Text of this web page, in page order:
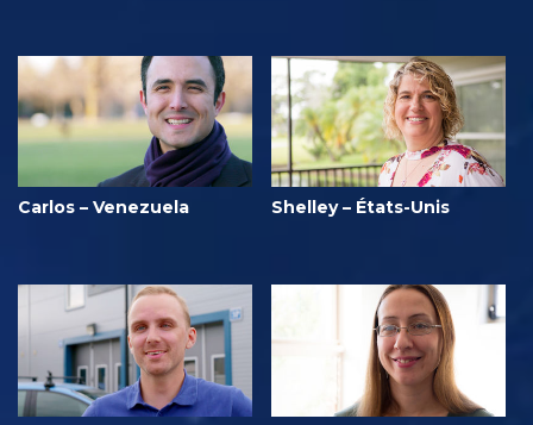
Carlos – Venezuela Shelley – États-Unis